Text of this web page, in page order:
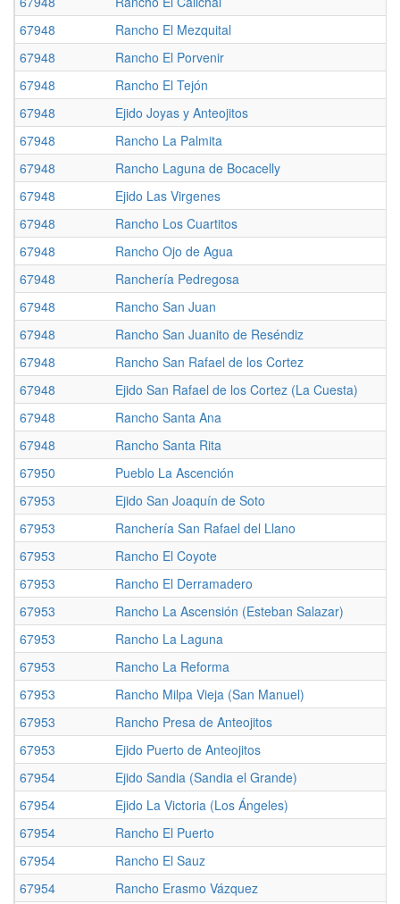
67948
Rancho El Mezquital
67948
Rancho El Porvenir
67948
Rancho El Tejón
67948
Ejido Joyas y Anteojitos
67948
Rancho La Palmita
67948
Rancho Laguna de Bocacelly
67948
Ejido Las Virgenes
67948
Rancho Los Cuartitos
67948
Rancho Ojo de Agua
67948
Ranchería Pedregosa
67948
Rancho San Juan
67948
Rancho San Juanito de Reséndiz
67948
Rancho San Rafael de los Cortez
67948
Ejido San Rafael de los Cortez (La Cuesta)
67948
Rancho Santa Ana
67948
Rancho Santa Rita
67950
Pueblo La Ascención
67953
Ejido San Joaquín de Soto
67953
Ranchería San Rafael del Llano
67953
Rancho El Coyote
67953
Rancho El Derramadero
67953
Rancho La Ascensión (Esteban Salazar)
67953
Rancho La Laguna
67953
Rancho La Reforma
67953
Rancho Milpa Vieja (San Manuel)
67953
Rancho Presa de Anteojitos
67953
Ejido Puerto de Anteojitos
67954
Ejido Sandia (Sandia el Grande)
67954
Ejido La Victoria (Los Ángeles)
67954
Rancho El Puerto
67954
Rancho El Sauz
67954
Rancho Erasmo Vázquez